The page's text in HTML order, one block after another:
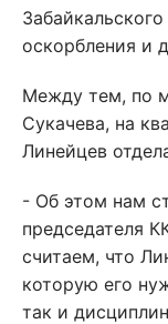
оскорбления и
Между тем, по
Сукачева, на
Линейцев
- Об этом нам
председателя
считаем, что
которую его
так и